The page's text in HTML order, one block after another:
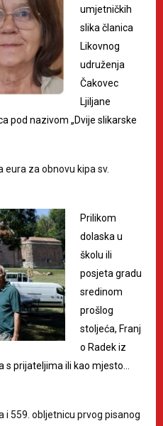
umjetničkih
slika članica
Likovnog
udruženja
Čakovec
Ljiljane
pod nazivom „Dvije slikarske
eura za obnovu kipa sv.
Prilikom
dolaska u
školu ili
posjeta gradu
sredinom
prošlog
stoljeća, Franj
o Radek iz
s prijateljima ili kao mjesto…
i 559. obljetnicu prvog pisanog